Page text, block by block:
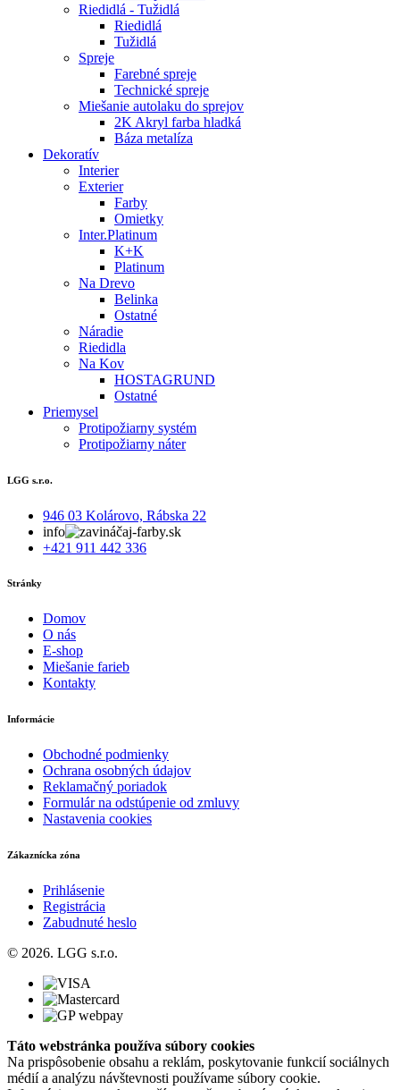
Riedidlá - Tužidlá
Riedidlá
Tužidlá
Spreje
Farebné spreje
Technické spreje
Miešanie autolaku do sprejov
2K Akryl farba hladká
Báza metalíza
Dekoratív
Interier
Exterier
Farby
Omietky
Inter.Platinum
K+K
Platinum
Na Drevo
Belinka
Ostatné
Náradie
Riedidla
Na Kov
HOSTAGRUND
Ostatné
Priemysel
Protipožiarny systém
Protipožiarny náter
LGG s.r.o.
946 03 Kolárovo, Rábska 22
info
aj-farby.sk
+421 911 442 336
Stránky
Domov
O nás
E-shop
Miešanie farieb
Kontakty
Informácie
Obchodné podmienky
Ochrana osobných údajov
Reklamačný poriadok
Formulár na odstúpenie od zmluvy
Nastavenia cookies
Zákaznícka zóna
Prihlásenie
Registrácia
Zabudnuté heslo
© 2026. LGG s.r.o.
Táto webstránka používa súbory cookies
Na prispôsobenie obsahu a reklám, poskytovanie funkcií sociálnych
médií a analýzu návštevnosti používame súbory cookie.